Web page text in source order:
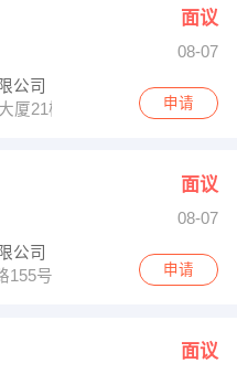
面议
08-07
公司
厦21楼
申请
面议
08-07
公司
155号学而优教育
申请
面议